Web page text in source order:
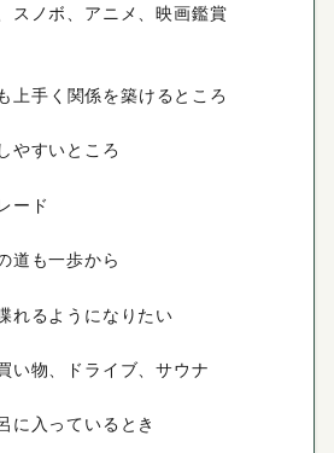
スノボ、アニメ、映画鑑賞
上手く関係を築けるところ
やすいところ
ード
道も一歩から
れるようになりたい
い物、ドライブ、サウナ
に入っているとき